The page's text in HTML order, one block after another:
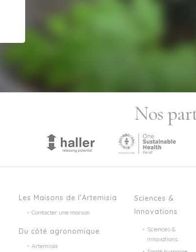
Nos
Les Maisons de l’Artemisia
Contacter une maison
Du côté agronomique
Artemisia
Sciences &
Innovations
Sciences &
innovations